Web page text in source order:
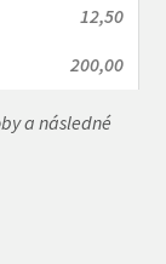
12,50
200,00
a následné